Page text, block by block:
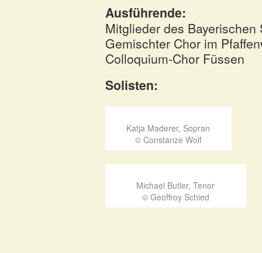
Ausführende:
Mitglieder des
Gemischter Chor im
Colloquium-Chor Füssen
Solisten:
Katja Maderer, Sopran
© Constanze Wolf
Michael Butler, Tenor
© Geoffroy Schied